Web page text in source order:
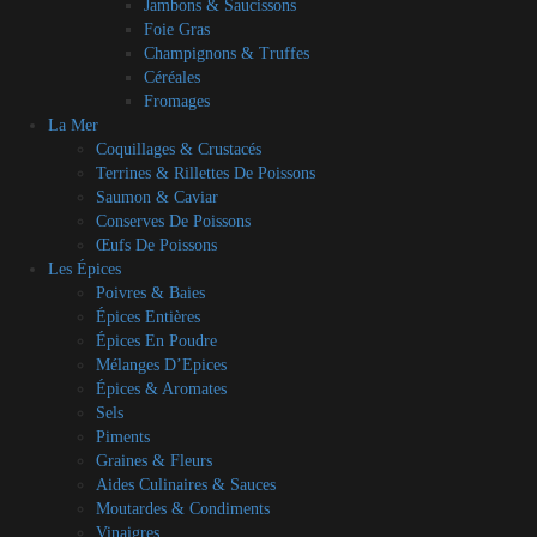
Jambons & Saucissons
Foie Gras
Champignons & Truffes
Céréales
Fromages
La Mer
Coquillages & Crustacés
Terrines & Rillettes De Poissons
Saumon & Caviar
Conserves De Poissons
Œufs De Poissons
Les Épices
Poivres & Baies
Épices Entières
Épices En Poudre
Mélanges D’Epices
Épices & Aromates
Sels
Piments
Graines & Fleurs
Aides Culinaires & Sauces
Moutardes & Condiments
Vinaigres